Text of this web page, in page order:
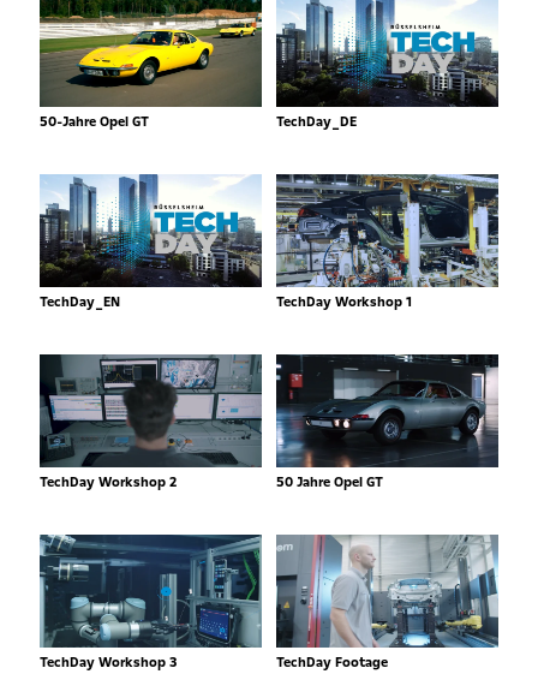
50-Jahre Opel GT TechDay_DE
TechDay_EN TechDay Workshop 1
TechDay Workshop 2 50 Jahre Opel GT
TechDay Workshop 3 TechDay Footage